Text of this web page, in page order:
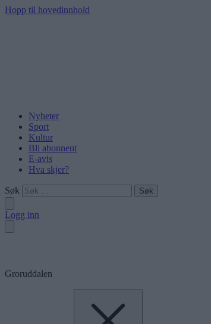
Hopp til hovedinnhold
Nyheter
Sport
Kultur
Bli abonnent
E-avis
Hva skjer?
Søk
Logg inn
Groruddalen